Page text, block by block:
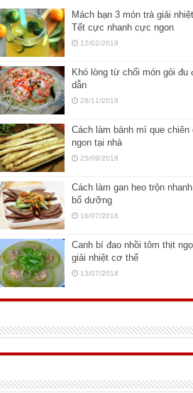
Mách bạn 3 món trà giải
Tết cực nhanh cực ngon
12/02/2019
Khó lòng từ chối món gỏi đu
dẫn
28/11/2018
Cách làm bánh mì que chiên
ngon tại nhà
25/09/2018
Cách làm gan heo trộn
bổ dưỡng
16/07/2018
Canh bí đao nhồi tôm thịt
giải nhiệt cơ thể
13/07/2018